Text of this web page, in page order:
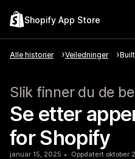
Shopify App Store
Alle historier Veiledninger
Slik finner du de
Se etter
for Shopify
januar 15, 2025 Oppdatert oktober